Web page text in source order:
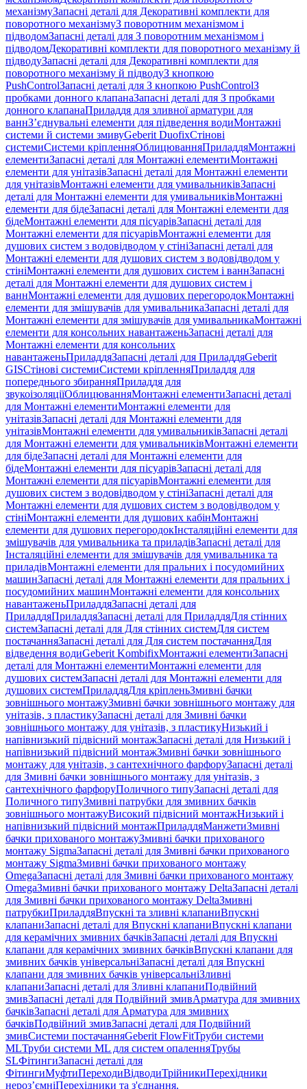
механізмуЗапасні деталі для Декоративні комплекти для
поворотного механізмуЗ поворотним механізмом і
підводомЗапасні деталі для З поворотним механізмом і
підводомДекоративні комплекти для поворотного механізму й
підводуЗапасні деталі для Декоративні комплекти для
поворотного механізму й підводуЗ кнопкою
PushControlЗапасні деталі для З кнопкою PushControlЗ
пробками донного клапанаЗапасні деталі для З пробками
донного клапанаПриладдя для зливної арматури для
ваннЗ’єднувальні елементи для підведення водиМонтажні
системи й системи змивуGeberit DuofixСтінові
системиСистеми кріпленняОблицюванняПриладдяМонтажні
елементиЗапасні деталі для Монтажні елементиМонтажні
елементи для унітазівЗапасні деталі для Монтажні елементи
для унітазівМонтажні елементи для умивальниківЗапасні
деталі для Монтажні елементи для умивальниківМонтажні
елементи для бідеЗапасні деталі для Монтажні елементи для
бідеМонтажні елементи для пісуарівЗапасні деталі для
Монтажні елементи для пісуарівМонтажні елементи для
душових систем з водовідводом у стініЗапасні деталі для
Монтажні елементи для душових систем з водовідводом у
стініМонтажні елементи для душових систем і ваннЗапасні
деталі для Монтажні елементи для душових систем і
ваннМонтажні елементи для душових перегородокМонтажні
елементи для змішувачів для умивальникаЗапасні деталі для
Монтажні елементи для змішувачів для умивальникаМонтажні
елементи для консольних навантаженьЗапасні деталі для
Монтажні елементи для консольних
навантаженьПриладдяЗапасні деталі для ПриладдяGeberit
GISСтінові системиСистеми кріпленняПриладдя для
попереднього збиранняПриладдя для
звукоізоляціїОблицюванняМонтажні елементиЗапасні деталі
для Монтажні елементиМонтажні елементи для
унітазівЗапасні деталі для Монтажні елементи для
унітазівМонтажні елементи для умивальниківЗапасні деталі
для Монтажні елементи для умивальниківМонтажні елементи
для бідеЗапасні деталі для Монтажні елементи для
бідеМонтажні елементи для пісуарівЗапасні деталі для
Монтажні елементи для пісуарівМонтажні елементи для
душових систем з водовідводом у стініЗапасні деталі для
Монтажні елементи для душових систем з водовідводом у
стініМонтажні елементи для душових кабінМонтажні
елементи для душових перегородокІнсталяційні елементи для
змішувачів для умивальника та приладівЗапасні деталі для
Інсталяційні елементи для змішувачів для умивальника та
приладівМонтажні елементи для пральних і посудомийних
машинЗапасні деталі для Монтажні елементи для пральних і
посудомийних машинМонтажні елементи для консольних
навантаженьПриладдяЗапасні деталі для
ПриладдяПриладдяЗапасні деталі для ПриладдяДля стінних
системЗапасні деталі для Для стінних системДля систем
постачанняЗапасні деталі для Для систем постачанняДля
відведення водиGeberit KombifixМонтажні елементиЗапасні
деталі для Монтажні елементиМонтажні елементи для
душових системЗапасні деталі для Монтажні елементи для
душових системПриладдяДля кріпленьЗмивні бачки
зовнішнього монтажуЗмивні бачки зовнішнього монтажу для
унітазів, з пластикуЗапасні деталі для Змивні бачки
зовнішнього монтажу для унітазів, з пластикуНизький і
напівнизький підвісний монтажЗапасні деталі для Низький і
напівнизький підвісний монтажЗмивні бачки зовнішнього
монтажу для унітазів, з сантехнічного фарфоруЗапасні деталі
для Змивні бачки зовнішнього монтажу для унітазів, з
сантехнічного фарфоруПоличного типуЗапасні деталі для
Поличного типуЗмивні патрубки для змивних бачків
зовнішнього монтажуВисокий підвісний монтажНизький і
напівнизький підвісний монтажПриладдяМанжетиЗмивні
бачки прихованого монтажуЗмивні бачки прихованого
монтажу SigmaЗапасні деталі для Змивні бачки прихованого
монтажу SigmaЗмивні бачки прихованого монтажу
OmegaЗапасні деталі для Змивні бачки прихованого монтажу
OmegaЗмивні бачки прихованого монтажу DeltaЗапасні деталі
для Змивні бачки прихованого монтажу DeltaЗмивні
патрубкиПриладдяВпускні та зливні клапаниВпускні
клапаниЗапасні деталі для Впускні клапаниВпускні клапани
для керамічних змивних бачківЗапасні деталі для Впускні
клапани для керамічних змивних бачківВпускні клапани для
змивних бачків універсальніЗапасні деталі для Впускні
клапани для змивних бачків універсальніЗливні
клапаниЗапасні деталі для Зливні клапаниПодвійний
змивЗапасні деталі для Подвійний змивАрматура для змивних
бачкiвЗапасні деталі для Арматура для змивних
бачкiвПодвійний змивЗапасні деталі для Подвійний
змивСистеми постачанняGeberit FlowFitТруби системи
MLТруби системи ML для систем опаленняТрубы
SLФітингиЗапасні деталі для
ФітингиМуфтиПереходиВідводиТрійникиПерехідники
нероз’ємніПерехідники та з'єднання,